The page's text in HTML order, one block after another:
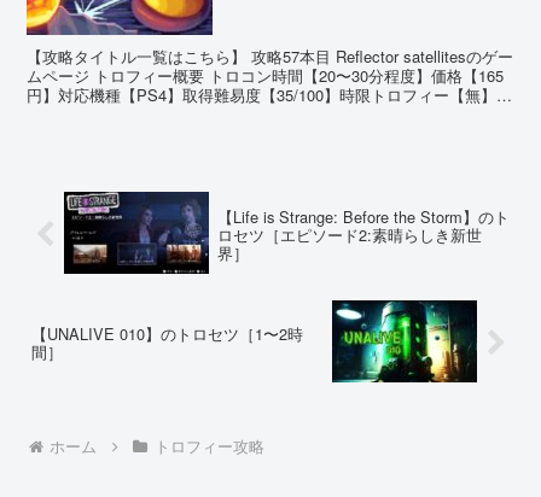
【攻略タイトル一覧はこちら】 攻略57本目 Reflector satellitesのゲー
ムページ トロフィー概要 トロコン時間【20〜30分程度】価格【165
円】対応機種【PS4】取得難易度【35/100】時限トロフィー【無】オ
【Life is Strange: Before the Storm】のト
ロセツ［エピソード2:素晴らしき新世
界］
【UNALIVE 010】のトロセツ［1〜2時
間］
ホーム トロフィー攻略